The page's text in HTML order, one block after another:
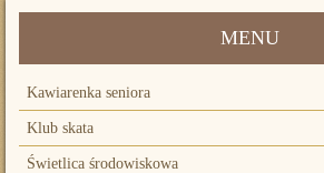
MENU
Kawiarenka seniora
Klub skata
Świetlica środowiskowa